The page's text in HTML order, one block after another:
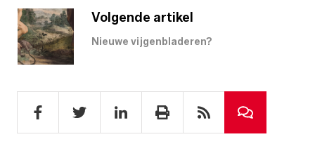
Volgende artikel
Nieuwe vijgenbladeren?